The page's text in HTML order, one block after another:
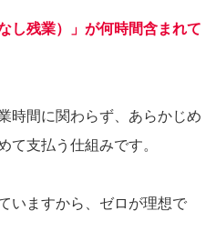
し残業）」が何時間含まれて
時間に関わらず、あらかじめ
て支払う仕組みです。
いますから、ゼロが理想で